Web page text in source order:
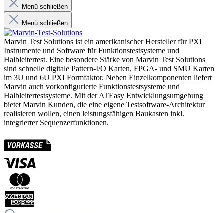
Menü schließen
Menü schließen
Marvin Test Solutions ist ein amerikanischer Hersteller für PXI
Instrumente und Software für Funktionstestsysteme und
Halbleitertest. Eine besondere Stärke von Marvin Test Solutions
sind schnelle digitale Pattern-I/O Karten, FPGA- und SMU Karten
im 3U und 6U PXI Formfaktor. Neben Einzelkomponenten liefert
Marvin auch vorkonfigurierte Funktionstestsysteme und
Halbleitertestsysteme. Mit der ATEasy Entwicklungsumgebung
bietet Marvin Kunden, die eine eigene Testsoftware-Architektur
realisieren wollen, einen leistungsfähigen Baukasten inkl.
integrierter Sequenzerfunktionen.